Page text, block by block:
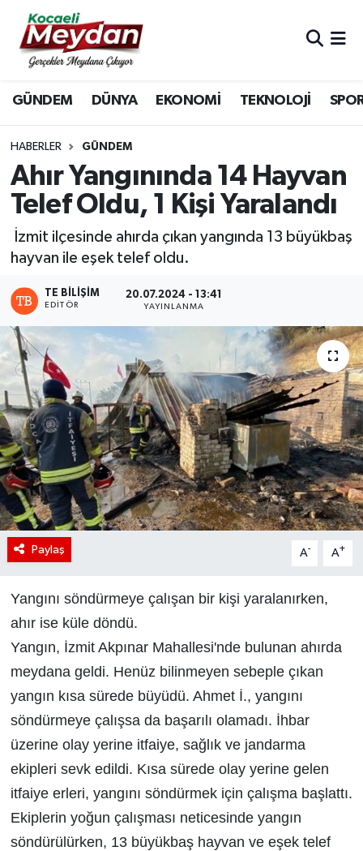
GÜNDEM DÜNYA EKONOMİ TEKNOLOJİ
HABERLER GÜNDEM
Ahır Yangınında 14 Hayvan
Telef Oldu, 1 Kişi Yaralandı
İzmit ilçesinde ahırda çıkan yangında 13 büyükbaş
hayvan ile eşek telef oldu.
TE BILIŞIM
EDITÖR
20.07.2024 - 13:41
YAYINLANMA
Paylaş A- A+
Yangını söndürmeye çalışan bir kişi yaralanırken,
ahır ise küle döndü.
Yangın, İzmit Akpınar Mahallesi'nde bulunan ahırda
meydana geldi. Henüz bilinmeyen sebeple çıkan
yangın kısa sürede büyüdü. Ahmet İ., yangını
söndürmeye çalışsa da başarılı olamadı. İhbar
üzerine olay yerine itfaiye, sağlık ve jandarma
ekipleri sevk edildi. Kısa sürede olay yerine gelen
itfaiye erleri, yangını söndürmek için çalışma başlattı.
Ekiplerin yoğun çalışması neticesinde yangın
söndürülürken, 13 büyükbaş hayvan ve eşek telef
Nöbetçi Eczaneler
Hava Durumu
Trafik Durumu
Süper Lig Puan Durumu ve Fikstür
Son Dakika Haberleri
Haber Arşivi